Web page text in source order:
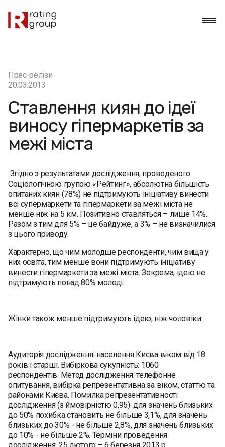
Прес-релізи
20.03.2013
Ставлення киян до ідеї
виносу гіпермаркетів за
межі міста
Згідно з результатами дослідження, проведеного
Соціологічною групою «Рейтинг», абсолютна більшість
опитаних киян (78%) не підтримують ініціативу винести
всі супермаркети та гіпермаркети за межі міста не
менше ніж на 5 км. Позитивно ставляться – лише 14%.
Разом з тим для 5% – це байдуже, а 3% – не визначилися
з цього приводу.
Характерно, що чим молодше респонденти, чим вища у
них освіта, тим менше вони підтримують ініціативу
винести гіпермаркети за межі міста. Зокрема, ідею не
підтримують понад 80% молоді.
Жінки також менше підтримують ідею, ніж чоловіки.
Аудиторія дослідження: населення Києва віком від 18
років і старші. Вибіркова сукупність: 1060
респондентів. Метод дослідження: телефонне
опитування, вибірка репрезентативна за віком, статтю та
районами Києва. Помилка репрезентативності
дослідження (з ймовірністю 0,95): для значень близьких
до 50% похибка становить не більше 3,1%, для значень
близьких до 30% - не більше 2,8%, для значень близьких
до 10% - не більше 2%. Терміни проведення